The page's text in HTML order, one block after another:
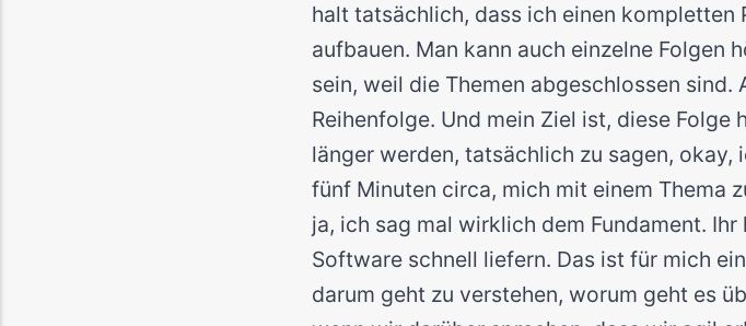
halt tatsächlich, dass ich einen kompletten
aufbauen. Man kann auch einzelne Folgen
sein, weil die Themen abgeschlossen
Reihenfolge. Und mein Ziel ist, diese
länger werden, tatsächlich zu sagen,
fünf Minuten circa, mich mit einem Thema
ja, ich sag mal wirklich dem Fundament.
Software schnell liefern. Das ist für mich
darum geht zu verstehen, worum geht es